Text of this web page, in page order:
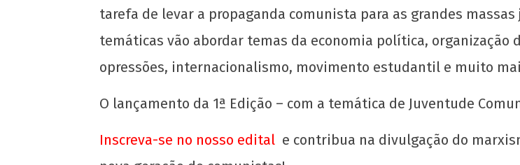
14
abril
2020
admin
14
de
abril
2020
admin
tarefa de levar a propaganda comunista para as grandes
temáticas vão abordar temas da economia política,
opressões, internacionalismo, movimento estudantil e muito
O lançamento da 1ª Edição – com a temática de Juventude
Inscreva-se no nosso edital e contribua na divulgação do